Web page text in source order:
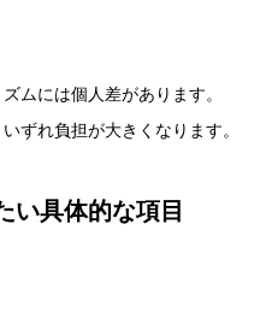
ムには個人差があります。
ずれ負担が大きくなります。
い具体的な項目